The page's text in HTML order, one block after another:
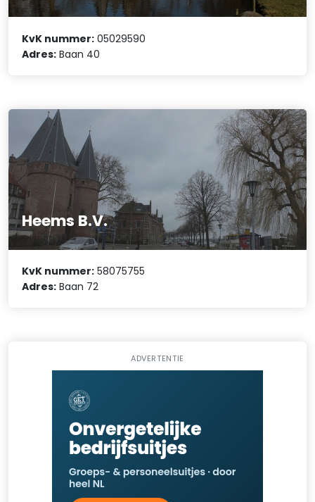
KvK nummer: 05029590
Adres: Baan 40
Heems B.V.
KvK nummer: 58075755
Adres: Baan 72
ADVERTENTIE